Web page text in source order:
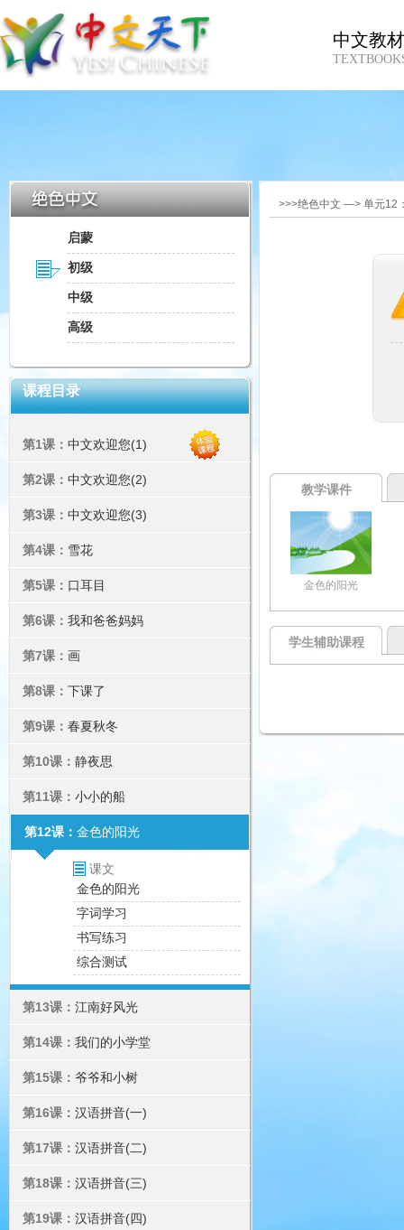
中文教
启蒙
初级
中级
高级
课程目录
第1课： 中文欢迎您(1)
第2课： 中文欢迎您(2)
第3课： 中文欢迎您(3)
第4课： 雪花
第5课： 口耳目
第6课： 我和爸爸妈妈
第7课： 画
第8课： 下课了
第9课： 春夏秋冬
第10课： 静夜思
第11课： 小小的船
第12课： 金色的阳光
课文
金色的阳光
字词学习
书写练习
综合测试
第13课： 江南好风光
第14课： 我们的小学堂
第15课： 爷爷和小树
第16课： 汉语拼音(一)
第17课： 汉语拼音(二)
第18课： 汉语拼音(三)
第19课： 汉语拼音(四)
>>>绝色中文 —> 单元12
教学课件
金色的阳光
学生辅助课程